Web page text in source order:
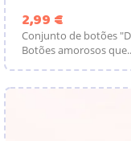
2,99 €
Conjunto de botões
Botões amorosos